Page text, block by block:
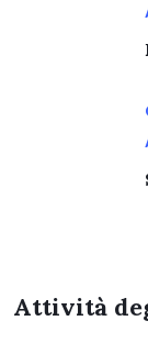
Attività